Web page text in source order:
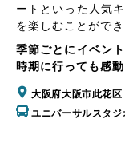
ートといった人気
を楽しむことができ
季節ごとにイベン
時期に行っても感
大阪府大阪市此花区
ユニバーサルスタ